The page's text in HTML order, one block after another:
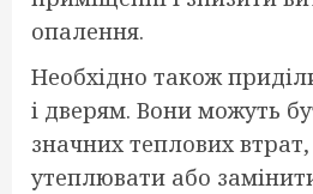
опалення.
Необхідно також
і дверям. Вони можуть
значних теплових втрат,
утеплювати або